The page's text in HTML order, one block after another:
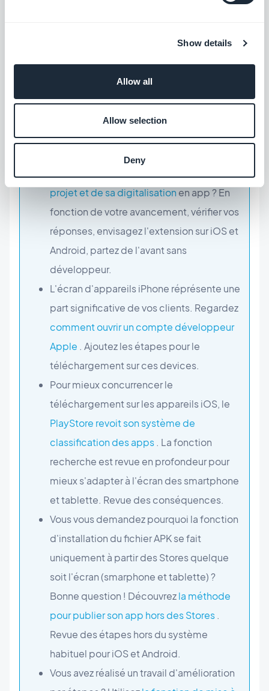
Show details
Allow all
Allow selection
Deny
POUR ALLER PLUS LOIN :
Le premier travail est le questionnement.
projet et de sa digitalisation en app ? En
fonction de votre avancement, vérifier vos
réponses, envisagez l'extension sur iOS et
Android, partez de l'avant sans
développeur.
L'écran d'appareils iPhone réprésente une
part significative de vos clients. Regardez
comment ouvrir un compte développeur
Apple . Ajoutez les étapes pour le
téléchargement sur ces devices.
Pour mieux concurrencer le
téléchargement sur les appareils iOS, le
PlayStore revoit son système de
classification des apps . La fonction
recherche est revue en profondeur pour
mieux s'adapter à l'écran des smartphone
et tablette. Revue des conséquences.
Vous vous demandez pourquoi la fonction
d'installation du fichier APK se fait
uniquement à partir des Stores quelque
soit l'écran (smarphone et tablette) ?
Bonne question ! Découvrezla méthode
pour publier son app hors des Stores .
Revue des étapes hors du système
habituel pour iOS et Android.
Vous avez réalisé un travail d'amélioration